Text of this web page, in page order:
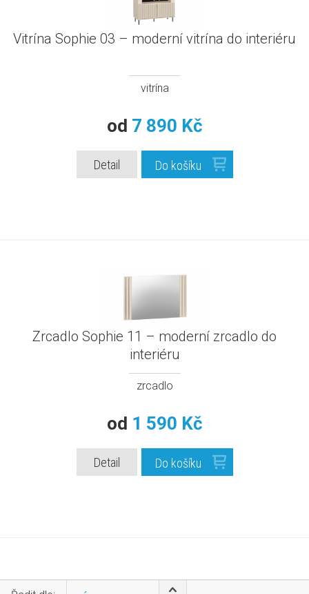
Vitrína Sophie 03 – moderní vitrína do interiéru
vitrína
od 7 890 Kč
Detail Do košíku
Zrcadlo Sophie 11 – moderní zrcadlo do
interiéru
zrcadlo
od 1 590 Kč
Detail Do košíku